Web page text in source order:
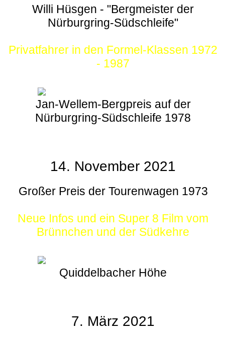
Willi Hüsgen - "Bergmeister der
Nürburgring-Südschleife"
Privatfahrer in den Formel-Klassen 1972
- 1987
Jan-Wellem-Bergpreis auf der
Nürburgring-Südschleife 1978
14. November 2021
Großer Preis der Tourenwagen 1973
Neue Infos und ein Super 8 Film vom
Brünnchen und der Südkehre
Quiddelbacher Höhe
7. März 2021